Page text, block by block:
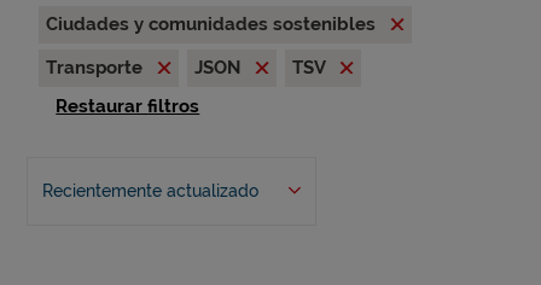
Ciudades y comunidades sostenibles
Transporte
JSON
TSV
Restaurar filtros
Recientemente actualizado